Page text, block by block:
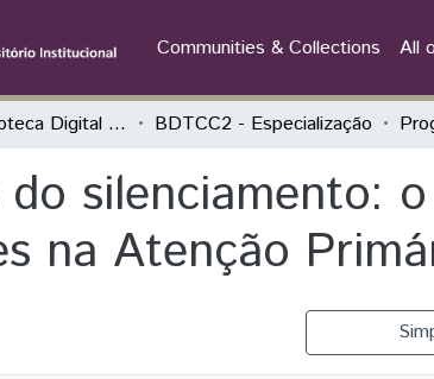
Communities & Collections All
UNILA | Biblioteca Digital de Trabalhos de Conclusão de Curso BDTCC2 - Especialização
do silenciamento:
na Atenção